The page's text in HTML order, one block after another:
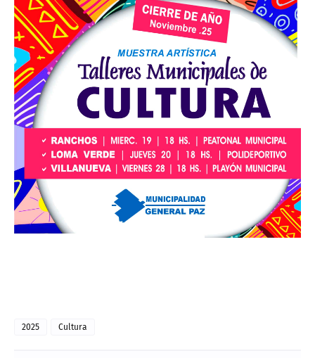
2025 Cultura